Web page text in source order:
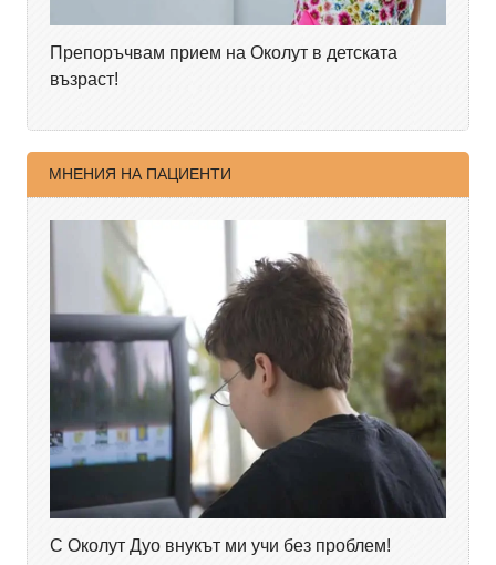
Препоръчвам прием на Околут в детската
възраст!
МНЕНИЯ НА ПАЦИЕНТИ
С Околут Дуо внукът ми учи без проблем!